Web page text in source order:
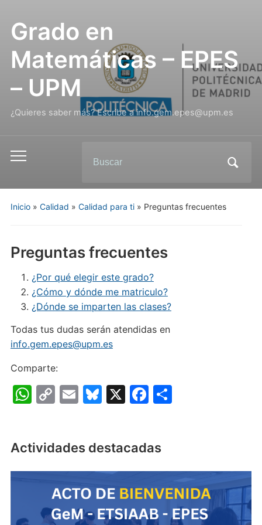
Grado en
Matemáticas – EPES
– UPM
¿Quieres saber más? Escribe a info.gem.epes@upm.es
Inicio» Calidad » Calidad para ti» Preguntas frecuentes
Preguntas frecuentes
¿Por qué elegir este grado?
¿Cómo y dónde me matriculo?
¿Dónde se imparten las clases?
Todas tus dudas serán atendidas en
info.gem.epes@upm.es
Comparte:
W
s
A
p
C
y
Li
n
k
E
l
Bl
s
k
y
X F
e
b
o
o
C
ar
tir
Actividades destacadas